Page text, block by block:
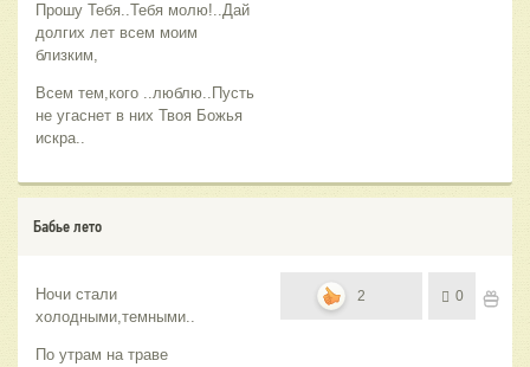
Прошу Тебя..Тебя молю!..Дай
долгих лет всем моим
близким,
Всем тем,кого ..люблю..Пусть
не угаснет в них Твоя Божья
искра..
Бабье лето
Ночи стали
холодными,темными..
По утрам на траве
2 0